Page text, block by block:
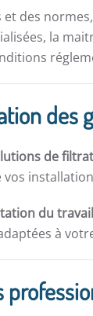
des
la
des
de
vos
du travail
à